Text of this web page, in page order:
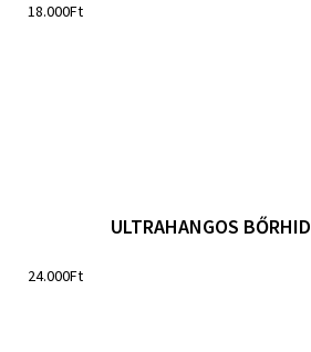
18.000Ft
ULTRAHANGOS
24.000Ft